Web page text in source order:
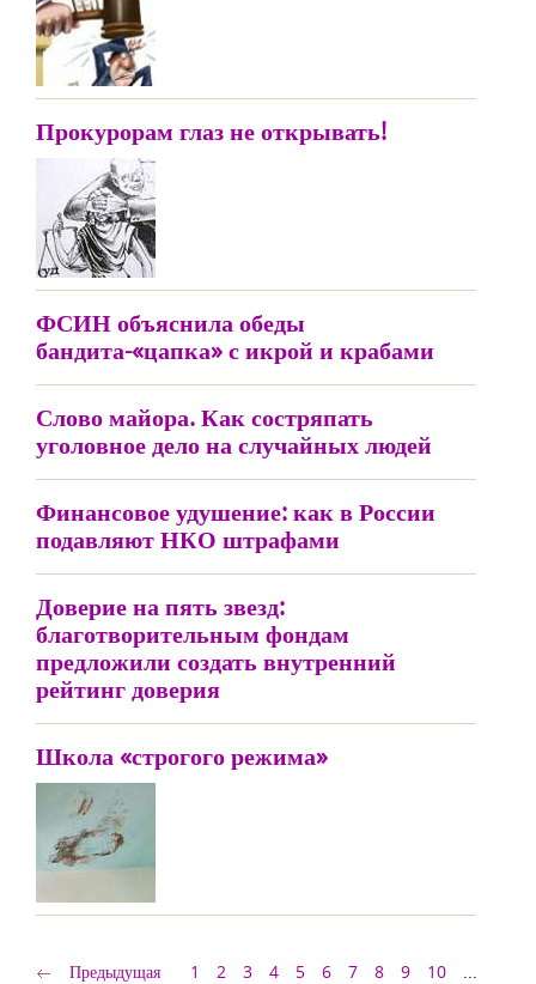
Прокурорам глаз не открывать!
ФСИН объяснила обеды
бандита-«цапка» с икрой и крабами
Слово майора. Как состряпать
уголовное дело на случайных людей
Финансовое удушение: как в России
подавляют НКО штрафами
Доверие на пять звезд:
благотворительным фондам
предложили создать внутренний
рейтинг доверия
Школа «строгого режима»
Предыдущая 1 2 3 4 5 6 7 8 9 10
...